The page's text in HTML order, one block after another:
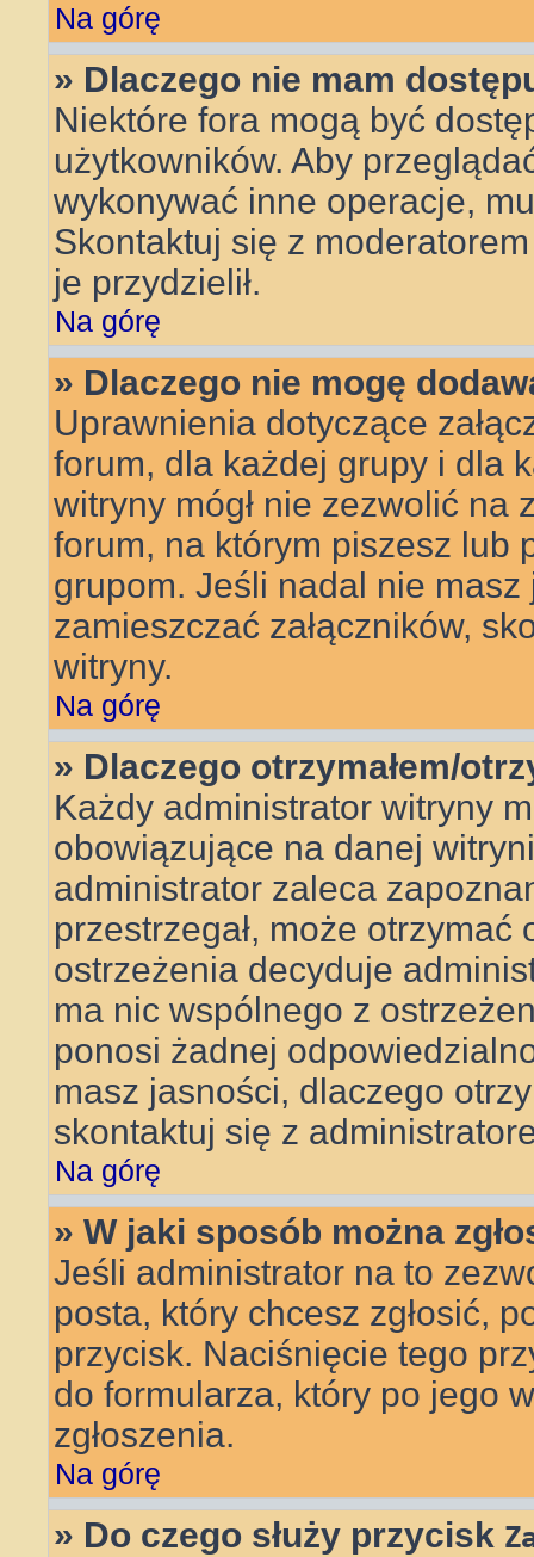
Na górę
» Dlaczego nie mam
Niektóre fora mogą być
użytkowników. Aby
wykonywać inne operacje,
Skontaktuj się z
je przydzielił.
Na górę
» Dlaczego nie mogę
Uprawnienia dotyczące
forum, dla każdej grupy i dla
witryny mógł nie zezwolić na
forum, na którym piszesz lub
grupom. Jeśli nadal nie
zamieszczać załączników,
witryny.
Na górę
» Dlaczego otrzymałem/
Każdy administrator witryny
obowiązujące na danej
administrator zaleca
przestrzegał, może
ostrzeżenia decyduje
ma nic wspólnego z
ponosi żadnej
masz jasności, dlaczego
skontaktuj się z
Na górę
» W jaki sposób można
Jeśli administrator na to
posta, który chcesz zgłosić,
przycisk. Naciśnięcie tego
do formularza, który po jego
zgłoszenia.
Na górę
» Do czego służy przycisk